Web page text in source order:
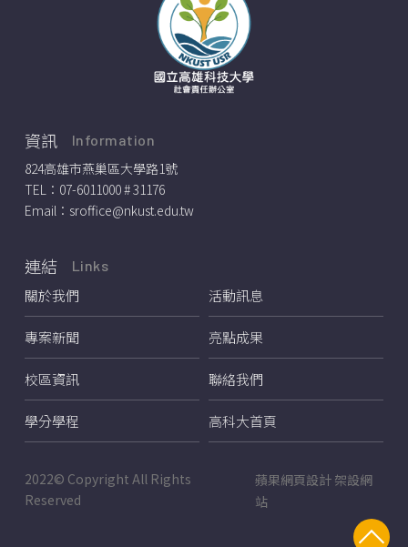
資訊 Information
824高雄市燕巢區大學路1號
TEL： 07-6011000 # 31176
Email： sroffice@nkust.edu.tw
連結 Links
關於我們 活動訊息
專案新聞 亮點成果
校區資訊 聯絡我們
學分學程 高科大首頁
2022© Copyright All Rights
Reserved
蘋果網頁設計 架設網
站